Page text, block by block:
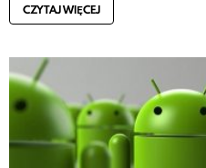
CZYTAJ WIĘCEJ